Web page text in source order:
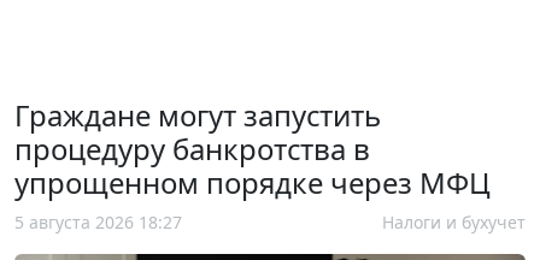
Граждане могут запустить
процедуру банкротства в
упрощенном порядке через МФЦ
5 августа 2026 18:27 Налоги и бухучет